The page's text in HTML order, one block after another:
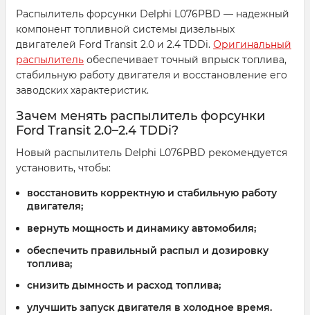
Распылитель форсунки Delphi L076PBD — надежный
компонент топливной системы дизельных
двигателей Ford Transit 2.0 и 2.4 TDDi. Оригинальный
распылитель обеспечивает точный впрыск топлива,
стабильную работу двигателя и восстановление его
заводских характеристик.
Зачем менять распылитель форсунки
Ford Transit 2.0–2.4 TDDi?
Новый распылитель Delphi L076PBD рекомендуется
установить, чтобы:
восстановить корректную и стабильную работу
двигателя;
вернуть мощность и динамику автомобиля;
обеспечить правильный распыл и дозировку
топлива;
снизить дымность и расход топлива;
улучшить запуск двигателя в холодное время.